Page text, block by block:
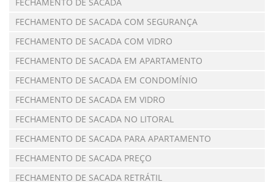
FECHAMENTO DE SACADA COM SEGURANÇA
FECHAMENTO DE SACADA COM VIDRO
FECHAMENTO DE SACADA EM APARTAMENTO
FECHAMENTO DE SACADA EM CONDOMÍNIO
FECHAMENTO DE SACADA EM VIDRO
FECHAMENTO DE SACADA NO LITORAL
FECHAMENTO DE SACADA PARA APARTAMENTO
FECHAMENTO DE SACADA PREÇO
FECHAMENTO DE SACADA RETRÁTIL